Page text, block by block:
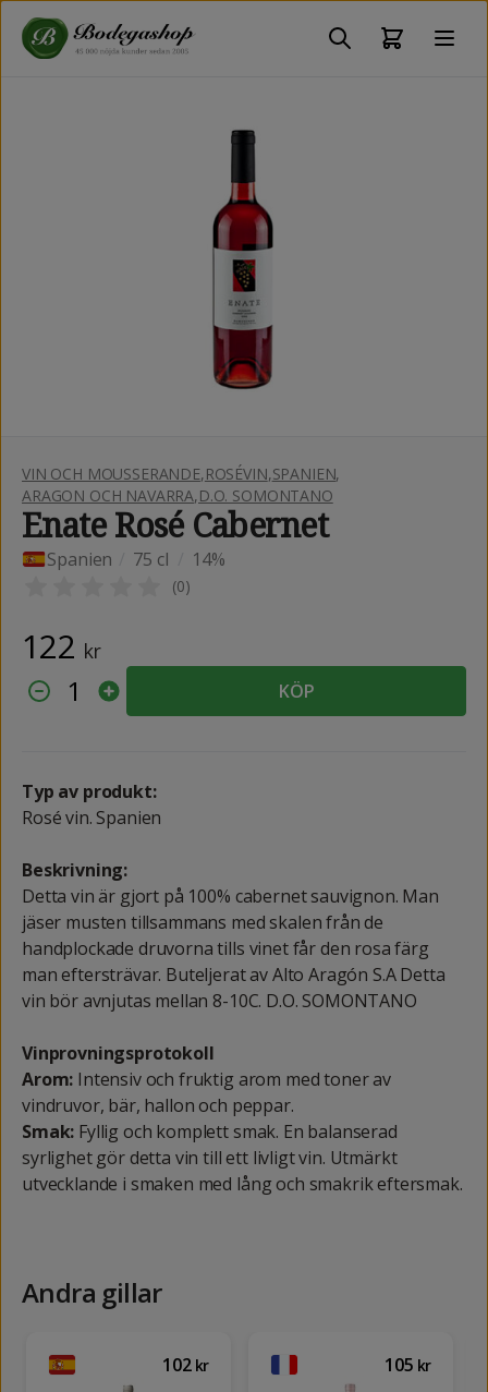
VIN OCH MOUSSERANDE,ROSÉVIN,SPANIEN,
ARAGON OCH NAVARRA,D.O. SOMONTANO
Enate Rosé Cabernet
Spanien 75 cl 14%
(0)
122 kr
1 KÖP
Typ av produkt:
Rosé vin. Spanien
Beskrivning:
Detta vin är gjort på 100% cabernet sauvignon. Man
jäser musten tillsammans med skalen från de
handplockade druvorna tills vinet får den rosa färg
man eftersträvar. Buteljerat av Alto Aragón S.A Detta
vin bör avnjutas mellan 8-10C. D.O. SOMONTANO
Vinprovningsprotokoll
Arom: Intensiv och fruktig arom med toner av
vindruvor, bär, hallon och peppar.
Smak: Fyllig och komplett smak. En balanserad
syrlighet gör detta vin till ett livligt vin. Utmärkt
utvecklande i smaken med lång och smakrik eftersmak.
Andra gillar
102 kr 105 kr